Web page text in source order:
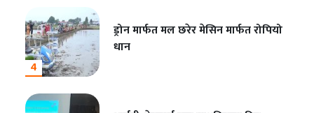
4
ड्रोन मार्फत मल छरेर मेसिन मार्फत रोपियो
धान